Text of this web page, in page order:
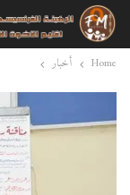
Home أخبار